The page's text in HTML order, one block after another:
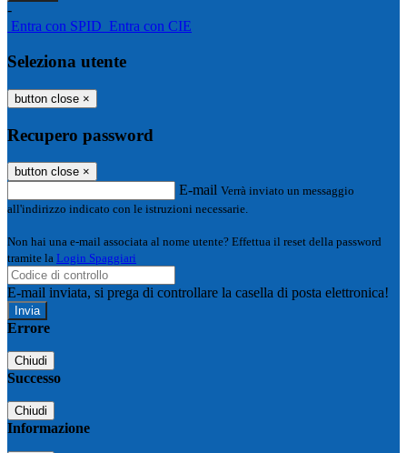
-
Entra con SPID Entra con CIE
Seleziona utente
button close ×
Recupero password
button close ×
E-mail Verrà inviato un messaggio
all'indirizzo indicato con le istruzioni necessarie.
Non hai una e-mail associata al nome utente? Effettua il reset della password
tramite la Login Spaggiari
E-mail inviata, si prega di controllare la casella di posta elettronica!
Errore
Chiudi
Successo
Chiudi
Informazione